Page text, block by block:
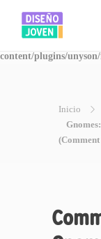
Warning: Invalid
/www/
content/plugins/
Inicio